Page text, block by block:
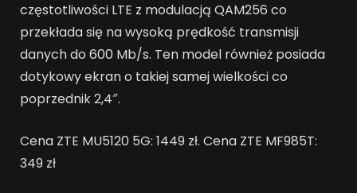
częstotliwości LTE z modulacją QAM256 co
przekłada się na wysoką prędkość transmisji
danych do 600 Mb/s. Ten model również posiada
dotykowy ekran o takiej samej wielkości co
poprzednik 2,4″.
Cena ZTE MU5120 5G: 1449 zł. Cena ZTE MF985T:
349 zł